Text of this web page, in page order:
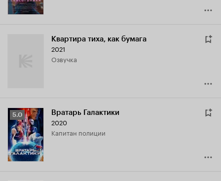
Квартира тиха, как бумага
2021
озвучка
Рейтинг
Кинопоиска
5.0
5.0 Вратарь Галактики
2020
капитан полиции